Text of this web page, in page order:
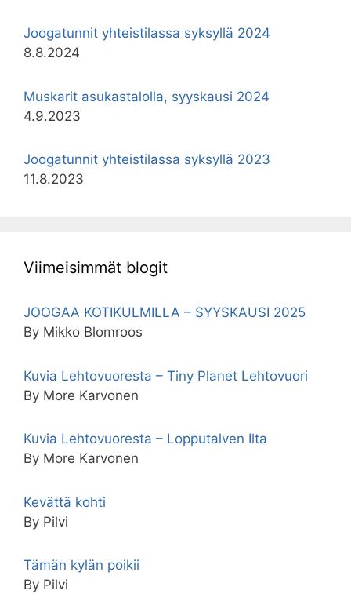
Joogatunnit yhteistilassa syksyllä 2024
8.8.2024
Muskarit asukastalolla, syyskausi 2024
4.9.2023
Joogatunnit yhteistilassa syksyllä 2023
11.8.2023
Viimeisimmät blogit
JOOGAA KOTIKULMILLA – SYYSKAUSI 2025
By Mikko Blomroos
Kuvia Lehtovuoresta – Tiny Planet Lehtovuori
By More Karvonen
Kuvia Lehtovuoresta – Lopputalven Ilta
By More Karvonen
Kevättä kohti
By Pilvi
Tämän kylän poikii
By Pilvi